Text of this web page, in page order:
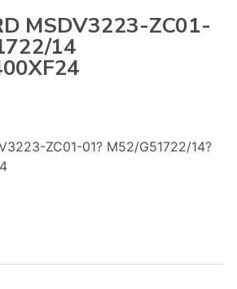
MSDV3223-ZC01-
14
ZC01-01? M52/G51722/14?